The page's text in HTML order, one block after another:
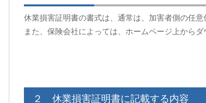
休業損害証明書の書式は、通常は、加害者側の任
また、保険会社によっては、ホームページ上から
２ 休業損害証明書に記載する内容